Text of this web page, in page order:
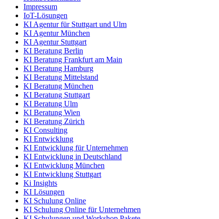
Impressum
IoT-Lösungen
KI Agentur für Stuttgart und Ulm
KI Agentur München
KI Agentur Stuttgart
KI Beratung Berlin
KI Beratung Frankfurt am Main
KI Beratung Hamburg
KI Beratung Mittelstand
KI Beratung München
KI Beratung Stuttgart
KI Beratung Ulm
KI Beratung Wien
KI Beratung Zürich
KI Consulting
KI Entwicklung
KI Entwicklung für Unternehmen
KI Entwicklung in Deutschland
KI Entwicklung München
KI Entwicklung Stuttgart
Ki Insights
KI Lösungen
KI Schulung Online
KI Schulung Online für Unternehmen